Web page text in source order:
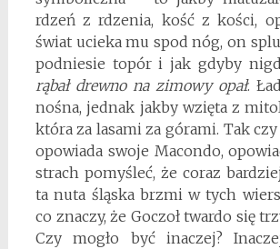
rdzeń z rdzenia, kość z kości,
świat ucieka mu spod nóg, on
podniesie topór i jak gdyby
rąbał drewno na zimowy opał.
nośna, jednak jakby wzięta z
która za lasami za górami. Tak czy
opowiada swoje Macondo,
strach pomyśleć, że coraz
ta nuta śląska brzmi w tych
co znaczy, że Goczoł twardo się
Czy mogło być inaczej?